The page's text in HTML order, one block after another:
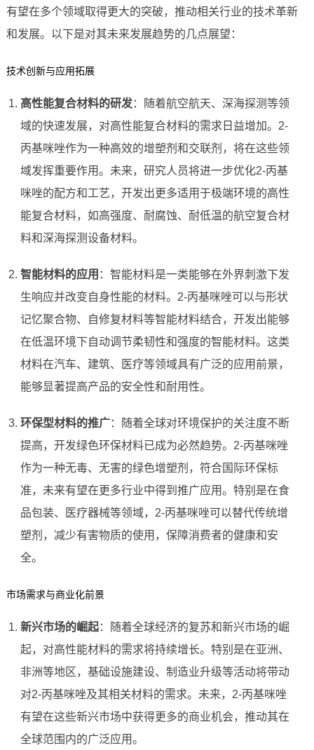
有望在多个领域取得更大的突破，推动相关行业的技术革新
和发展。以下是对其未来发展趋势的几点展望：
技术创新与应用拓展
高性能复合材料的研发：随着航空航天、深海探测等领
域的快速发展，对高性能复合材料的需求日益增加。2-
丙基咪唑作为一种高效的增塑剂和交联剂，将在这些领
域发挥重要作用。未来，研究人员将进一步优化2-丙基
咪唑的配方和工艺，开发出更多适用于极端环境的高性
能复合材料，如高强度、耐腐蚀、耐低温的航空复合材
料和深海探测设备材料。
智能材料的应用 ：智能材料是一类能够在外界刺激下发
生响应并改变自身性能的材料。2-丙基咪唑可以与形状
记忆聚合物、自修复材料等智能材料结合，开发出能够
在低温环境下自动调节柔韧性和强度的智能材料。这类
材料在汽车、建筑、医疗等领域具有广泛的应用前景，
能够显著提高产品的安全性和耐用性。
环保型材料的推广：随着全球对环境保护的关注度不断
提高，开发绿色环保材料已成为必然趋势。2-丙基咪唑
作为一种无毒、无害的绿色增塑剂，符合国际环保标
准，未来有望在更多行业中得到推广应用。特别是在食
品包装、医疗器械等领域，2-丙基咪唑可以替代传统增
塑剂，减少有害物质的使用，保障消费者的健康和安
全。
市场需求与商业化前景
新兴市场的崛起：随着全球经济的复苏和新兴市场的崛
起，对高性能材料的需求将持续增长。特别是在亚洲、
非洲等地区，基础设施建设、制造业升级等活动将带动
对2-丙基咪唑及其相关材料的需求。未来，2-丙基咪唑
有望在这些新兴市场中获得更多的商业机会，推动其在
全球范围内的广泛应用。